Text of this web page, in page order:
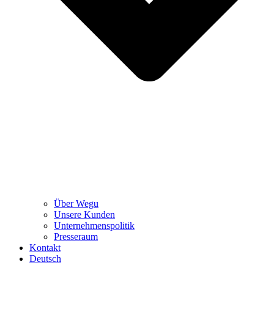
Über Wegu
Unsere Kunden
Unternehmenspolitik
Presseraum
Kontakt
Deutsch